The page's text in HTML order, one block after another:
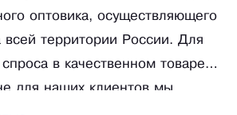
оптовика, осуществляющего
всей территории России. Для
в качественном товаре
для наших клиентов мы
автомобильных аксессуаров под